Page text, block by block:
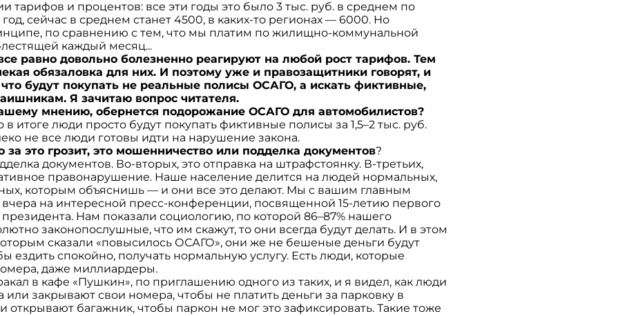
тарифов и процентов: все эти годы это было 3 тыс. руб. в среднем по
сейчас в среднем станет 4500, в каких-то регионах — 6000. Но
по сравнению с тем, что мы платим по жилищно-коммунальной
каждый месяц...
равно довольно болезненно реагируют на любой рост тарифов. Тем
обязаловка для них. И поэтому уже и правозащитники говорят, и
что будут покупать не реальные полисы ОСАГО, а искать фиктивные,
Я зачитаю вопрос читателя.
мнению, обернется подорожание ОСАГО для автомобилистов?
в итоге люди просто будут покупать фиктивные полисы за 1,5–2 тыс. руб.
не все люди готовы идти на нарушение закона.
за это грозит, это мошенничество или подделка документов?
документов. Во-вторых, это отправка на штрафстоянку. В-третьих,
правонарушение. Наше население делится на людей нормальных,
которым объяснишь — и они все это делают. Мы с вашим главным
на интересной пресс-конференции, посвященной 15-летию первого
Нам показали социологию, по которой 86–87% нашего
законопослушные, что им скажут, то они всегда будут делать. И в этом
сказали «повысилось ОСАГО», они же не бешеные деньги будут
ездить спокойно, получать нормальную услугу. Есть люди, которые
даже миллиардеры.
в кафе «Пушкин», по приглашению одного из таких, и я видел, как люди
или закрывают свои номера, чтобы не платить деньги за парковку в
открывают багажник, чтобы паркон не мог это зафиксировать. Такие тоже